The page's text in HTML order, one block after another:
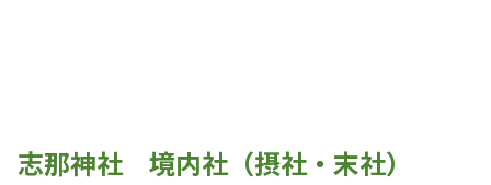
志那神社 境内社（摂社・末社）